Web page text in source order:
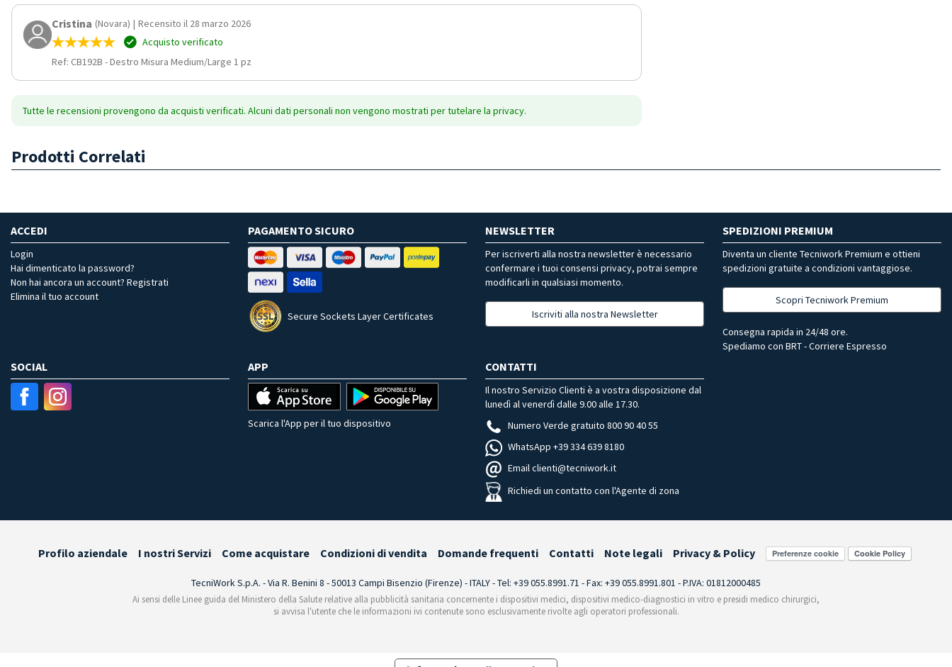
Cristina (Novara) | Recensito il 28 marzo 2026
Acquisto verificato
Ref: CB192B -Destro Misura Medium/Large 1 pz
Tutte le recensioni provengono da acquisti verificati. Alcuni dati personali non vengono mostrati per tutelare la privacy.
Prodotti Correlati
ACCEDI
Login
Hai dimenticato la password?
Non hai ancora un account? Registrati
Elimina il tuo account
PAGAMENTO SICURO
Secure Sockets Layer Certificates
NEWSLETTER
Per iscriverti alla nostra newsletter è necessario
confermare i tuoi consensi privacy, potrai sempre
modificarli in qualsiasi momento.
Iscriviti alla nostra Newsletter
SPEDIZIONI PREMIUM
Diventa un cliente Tecniwork Premium e ottieni
spedizioni gratuite a condizioni vantaggiose.
Scopri Tecniwork Premium
Consegna rapida in 24/48 ore.
Spediamo con BRT - Corriere Espresso
SOCIAL APP
Scarica l'App per il tuo dispositivo
CONTATTI
Il nostro Servizio Clienti è a vostra disposizione dal
lunedì al venerdì dalle 9.00 alle 17.30.
Numero Verde gratuito 800 90 40 55
WhatsApp +39 334 639 8180
Email clienti@tecniwork.it
Richiedi un contatto con l'Agente di zona
Profilo aziendale I nostri Servizi Come acquistare Condizioni di vendita Domande frequenti Contatti Note legali Privacy & Policy Preferenze cookie
TecniWork S.p.A. - Via R. Benini 8 - 50013 Campi Bisenzio (Firenze) - ITALY - Tel: +39 055.8991.71 - Fax: +39 055.8991.801 - P.IVA: 01812000485
Ai sensi delle Linee guida del Ministero della Salute relative alla pubblicità sanitaria concernente i dispositivi medici, dispositivi medico-diagnostici in vitro e presidi medico chirurgici,
si avvisa l'utente che le informazioni ivi contenute sono esclusivamente rivolte agli operatori professionali.